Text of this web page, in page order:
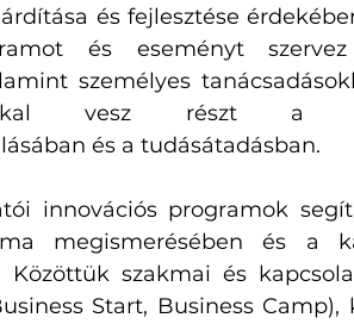
és fejlesztése
és eseményt
személyes
vesz részt a
és a tudásátadásban.
innovációs programok
megismerésében és a
Közöttük szakmai és
Start, Business